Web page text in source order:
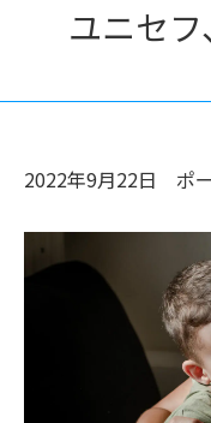
ユニセ
2022年9月22日 ポ